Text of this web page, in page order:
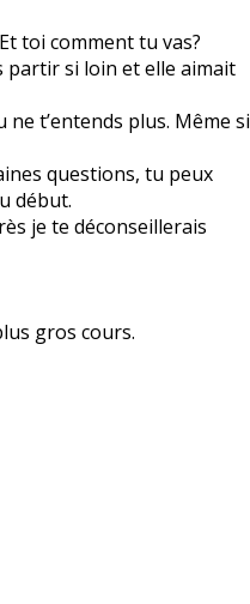
toi comment tu vas?
partir si loin et elle aimait
t’entends plus. Même si
questions, tu peux
début.
je te déconseillerais
gros cours.